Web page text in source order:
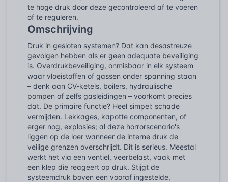
te hoge druk door deze gecontroleerd af te voeren
of te reguleren.
Omschrijving
Druk in gesloten systemen? Dat kan desastreuze
gevolgen hebben als er geen adequate beveiliging
is. Overdrukbeveiliging, onmisbaar in elk systeem
waar vloeistoffen of gassen onder spanning staan
– denk aan CV-ketels, boilers, hydraulische
pompen of zelfs gasleidingen – voorkomt precies
dat. De primaire functie? Heel simpel: schade
vermijden. Lekkages, kapotte componenten, of
erger nog, explosies; al deze horrorscenario's
liggen op de loer wanneer de interne druk de
veilige grenzen overschrijdt. Dit is serieus. Meestal
werkt het via een ventiel, veerbelast, vaak met
een klep die reageert op druk. Stijgt de
systeemdruk boven een vooraf ingestelde,